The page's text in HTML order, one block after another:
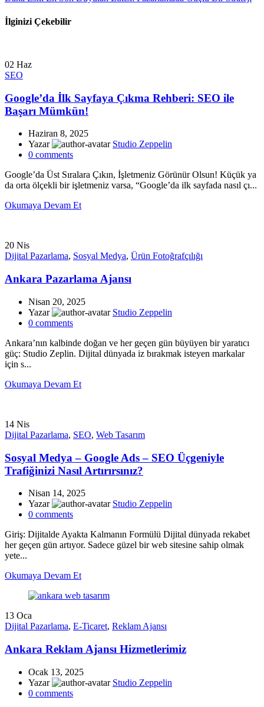
İlginizi Çekebilir
02 Haz
SEO
Google’da İlk Sayfaya Çıkma Rehberi: SEO ile
Başarı Mümkün!
Haziran 8, 2025
Yazar
Studio Zeppelin
0 comments
Google’da Üst Sıralara Çıkın, İşletmeniz Görünür Olsun! Küçük ya
da orta ölçekli bir işletmeniz varsa, “Google’da ilk sayfada nasıl çı...
Okumaya Devam Et
20 Nis
Dijital Pazarlama, Sosyal Medya, Ürün Fotoğrafçılığı
Ankara Pazarlama Ajansı
Nisan 20, 2025
Yazar
Studio Zeppelin
0 comments
Ankara’nın kalbinde doğan ve her geçen gün büyüyen bir yaratıcı
güç: Studio Zeplin. Dijital dünyada iz bırakmak isteyen markalar
için s...
Okumaya Devam Et
14 Nis
Dijital Pazarlama, SEO, Web Tasarım
Sosyal Medya – Google Ads – SEO Üçgeniyle
Trafiğinizi Nasıl Artırırsınız?
Nisan 14, 2025
Yazar
Studio Zeppelin
0 comments
Giriş: Dijitalde Ayakta Kalmanın Formülü Dijital dünyada rekabet
her geçen gün artıyor. Sadece güzel bir web sitesine sahip olmak
yete...
Okumaya Devam Et
13 Oca
Dijital Pazarlama, E-Ticaret, Reklam Ajansı
Ankara Reklam Ajansı Hizmetlerimiz
Ocak 13, 2025
Yazar
Studio Zeppelin
0 comments